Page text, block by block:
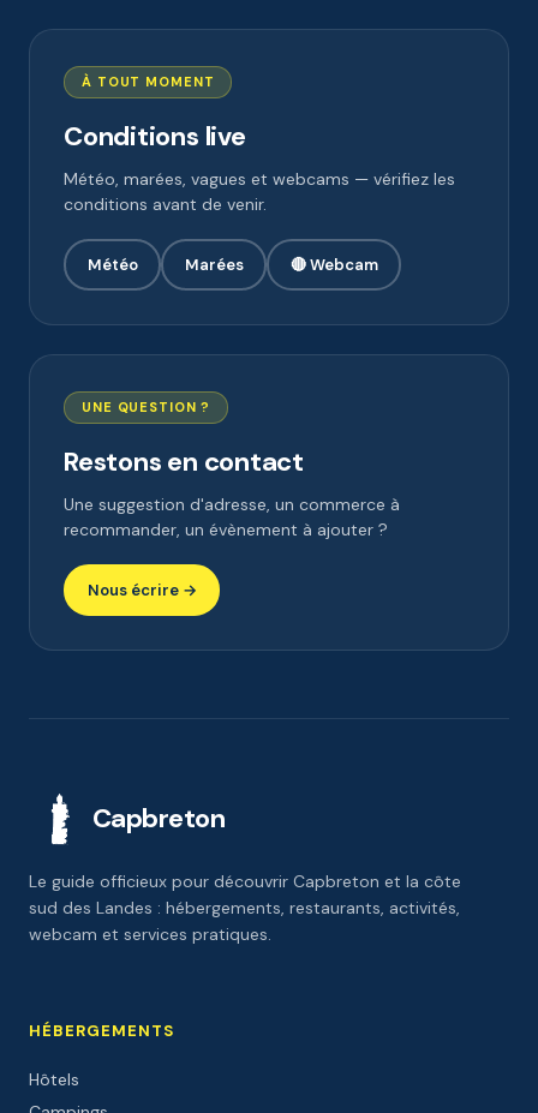
À TOUT MOMENT
Conditions live
Météo, marées, vagues et webcams — vérifiez les
conditions avant de venir.
Météo Marées 🔴 Webcam
UNE QUESTION ?
Restons en contact
Une suggestion d'adresse, un commerce à
recommander, un évènement à ajouter ?
Nous écrire →
Capbreton
Le guide officieux pour découvrir Capbreton et la côte
sud des Landes : hébergements, restaurants, activités,
webcam et services pratiques.
HÉBERGEMENTS
Hôtels